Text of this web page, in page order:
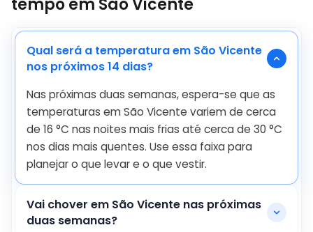
tempo em São Vicente
Qual será a temperatura em São Vicente
nos próximos 14 dias?
Nas próximas duas semanas, espera-se que as
temperaturas em São Vicente variem de cerca
de 16 °C nas noites mais frias até cerca de 30 °C
nos dias mais quentes. Use essa faixa para
planejar o que levar e o que vestir.
Vai chover em São Vicente nas próximas
duas semanas?